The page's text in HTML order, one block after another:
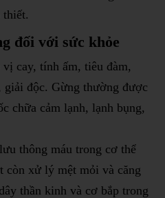
thiết.
đối với sức khỏe
cay, tính ấm, tiêu đàm,
giải độc. Gừng thường được
chữa cảm lạnh, lạnh bụng,
thông máu trong cơ thể
còn xử lý mệt mỏi và căng
thần kinh và cơ bắp trong